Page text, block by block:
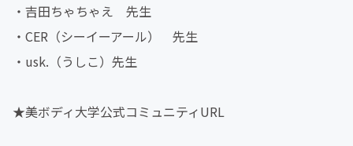
・吉田ちゃちゃえ 先生
・CER（シーイーアール） 先生
・usk.（うしこ）先生
★美ボディ大学公式コミュニティURL